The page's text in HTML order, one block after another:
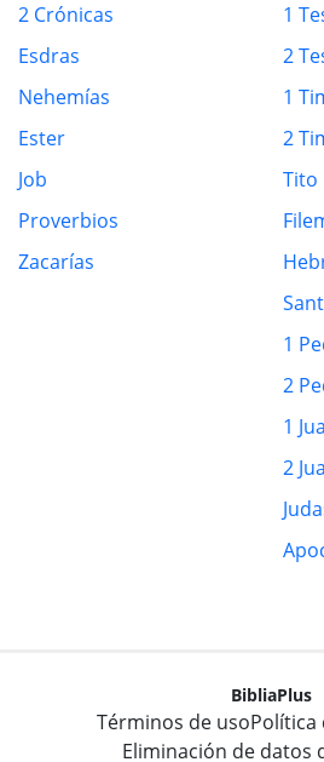
2 Crónicas
Esdras
Nehemías
Ester
Job
Proverbios
Zacarías
1
2
1
2
Tito
1
2
1
2
BibliaPlus
Términos de usoPolítica
Eliminación de datos